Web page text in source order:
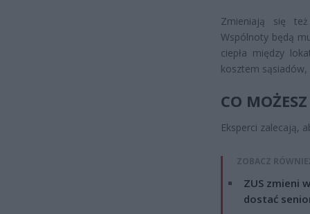
Zmieniają się
Wspólnoty będą
ciepła między
kosztem sąsiadów,
CO
Eksperci zalecają,
ZOBACZ
ZUS zmieni
dostać